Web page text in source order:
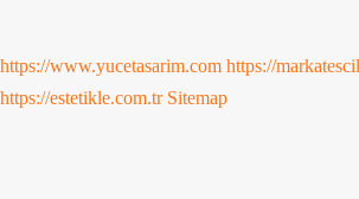
https://www.yucetasarim.com https://
https://estetikle.com.tr Sitemap